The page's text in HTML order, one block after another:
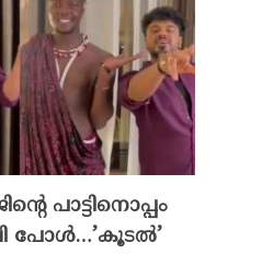
പാട്ടിനൊപ്പം
പോൾ…’കൂടൽ’